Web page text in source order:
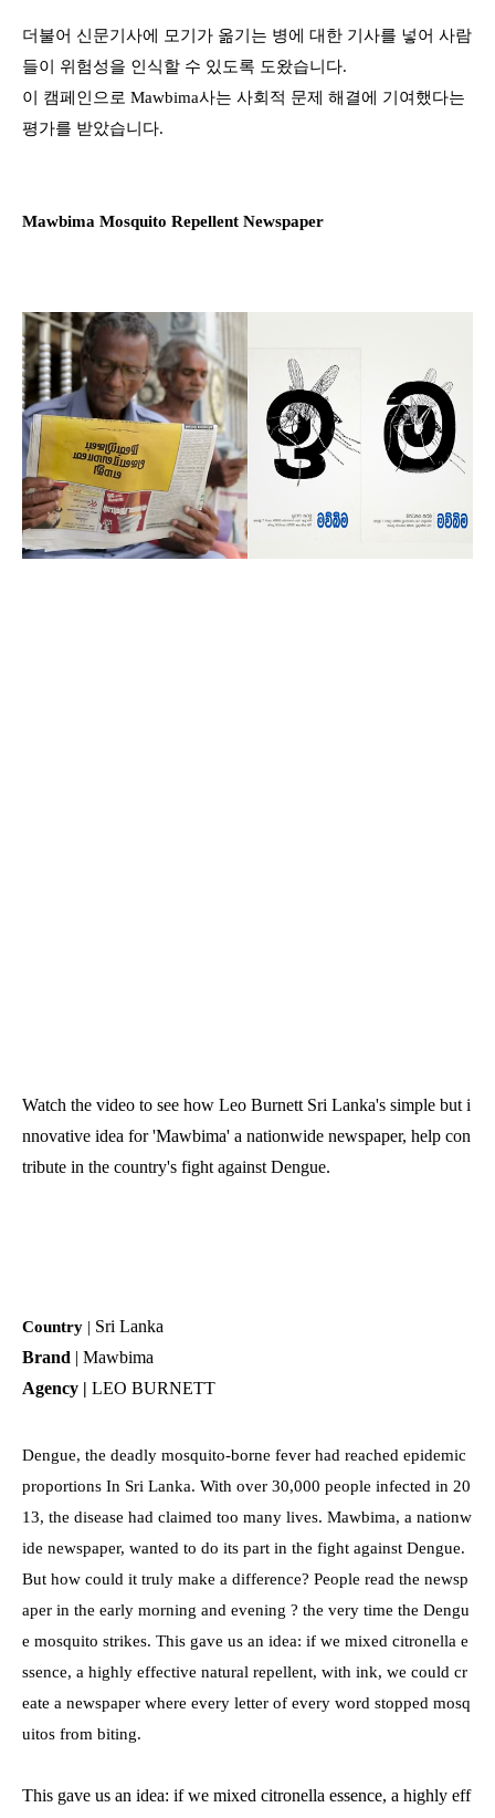
더불어 신문기사에 모기가 옮기는 병에 대한 기사를 넣어 사람
들이 위험성을 인식할 수 있도록 도왔습니다.
이 캠페인으로 Mawbima사는 사회적 문제 해결에 기여했다는
평가를 받았습니다.
Mawbima Mosquito Repellent Newspaper
Watch the video to see how Leo Burnett Sri Lanka's simple but i
nnovative idea for 'Mawbima' a nationwide newspaper, help con
tribute in the country's fight against Dengue.
Country | Sri Lanka
Brand | Mawbima
Agency | LEO BURNETT
Dengue, the deadly mosquito-borne fever had reached epidemic
proportions In Sri Lanka. With over 30,000 people infected in 20
13, the disease had claimed too many lives. Mawbima, a nationw
ide newspaper, wanted to do its part in the fight against Dengue.
But how could it truly make a difference? People read the newsp
aper in the early morning and evening ? the very time the Dengu
e mosquito strikes. This gave us an idea: if we mixed citronella e
ssence, a highly effective natural repellent, with ink, we could cr
eate a newspaper where every letter of every word stopped mosq
uitos from biting.
This gave us an idea: if we mixed citronella essence, a highly eff